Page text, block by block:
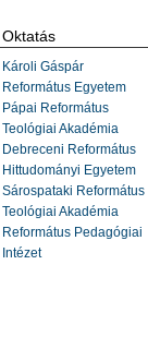
Oktatás
Károli Gáspár
Református Egyetem
Pápai Református
Teológiai Akadémia
Debreceni Református
Hittudományi Egyetem
Sárospataki Református
Teológiai Akadémia
Református Pedagógiai
Intézet